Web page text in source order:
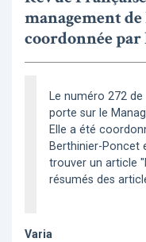
management
coordonnée
Le numéro 272
porte sur le
Elle a été
Berthinier-Poncet
trouver un article
résumés des
Varia